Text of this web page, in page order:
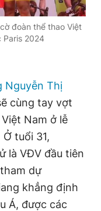
Niên. Cấm sao
đoàn thể thao Việt
Paris 2024
Nguyễn Thị
cùng tay vợt
Nam ở lễ
tuổi 31,
là VĐV đầu tiên
dự
khẳng định
Á, được các